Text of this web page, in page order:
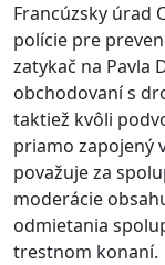
Francúzsky úrad
polície pre
zatykač na Pavla
obchodovaní s
taktiež kvôli
priamo zapojený
považuje za
moderácie
odmietania
trestnom konaní.